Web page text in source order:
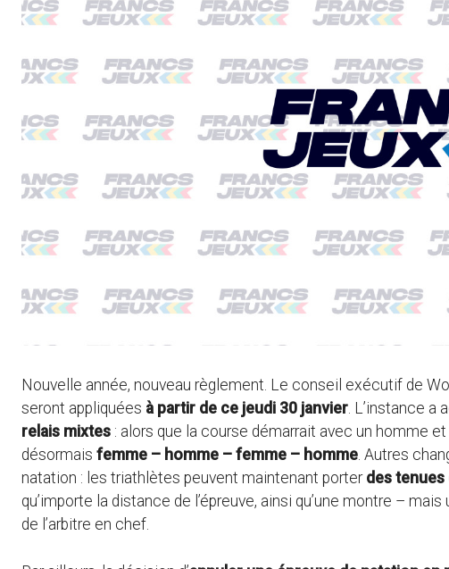
Nouvelle année, nouveau règlement. Le conseil exécutif de
seront appliquées à partir de ce jeudi 30 janvier. L’instance a
relais mixtes : alors que la course démarrait avec un homme
désormais femme – homme – femme – homme. Autres
natation : les triathlètes peuvent maintenant porter des tenues
qu’importe la distance de l’épreuve, ainsi qu’une montre –
de l’arbitre en chef.